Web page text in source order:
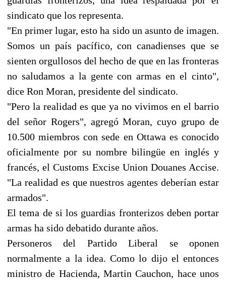
sindicato que los representa.
"En primer lugar, esto ha sido un asunto de imagen.
Somos un país pacífico, con canadienses que se
sienten orgullosos del hecho de que en las fronteras
no saludamos a la gente con armas en el cinto",
dice Ron Moran, presidente del sindicato.
"Pero la realidad es que ya no vivimos en el barrio
del señor Rogers", agregó Moran, cuyo grupo de
10.500 miembros con sede en Ottawa es conocido
oficialmente por su nombre bilingüe en inglés y
francés, el Customs Excise Union Douanes Accise.
"La realidad es que nuestros agentes deberían estar
armados".
El tema de si los guardias fronterizos deben portar
armas ha sido debatido durante años.
Personeros del Partido Liberal se oponen
normalmente a la idea. Como lo dijo el entonces
ministro de Hacienda, Martin Cauchon, hace unos